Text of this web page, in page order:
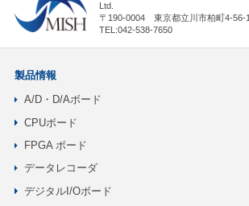
Ltd.
〒190-0004 東京都立川市柏町4-56-1
TEL:042-538-7650
製品情報
A/D・D/Aボード
CPUボード
FPGA ボード
データレコーダ
デジタルI/Oボード